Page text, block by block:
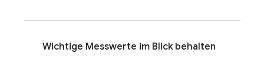
Wichtige Messwerte im Blick behalten